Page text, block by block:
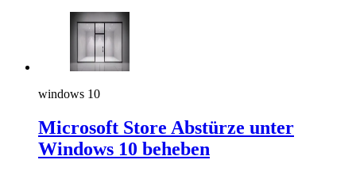
windows 10
Microsoft Store Abstürze unter
Windows 10 beheben